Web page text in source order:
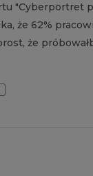
"Cyberportret
że 62%
że